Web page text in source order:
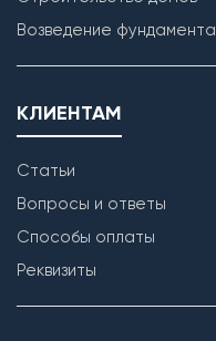
Возведение фундамента
КЛИЕНТАМ
Статьи
Вопросы и ответы
Способы оплаты
Реквизиты